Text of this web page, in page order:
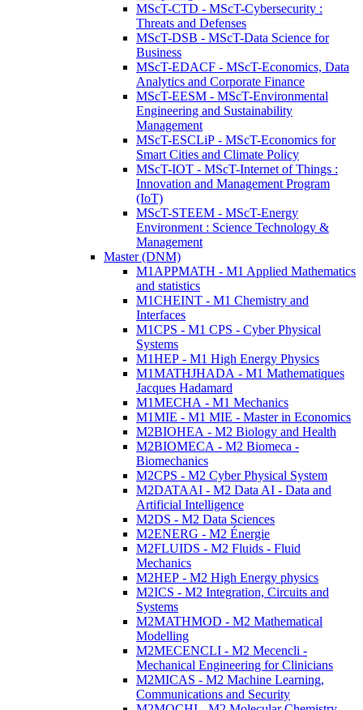
MScT-CTD - MScT-Cybersecurity :
Threats and Defenses
MScT-DSB - MScT-Data Science for
Business
MScT-EDACF - MScT-Economics, Data
Analytics and Corporate Finance
MScT-EESM - MScT-Environmental
Engineering and Sustainability
Management
MScT-ESCLiP - MScT-Economics for
Smart Cities and Climate Policy
MScT-IOT - MScT-Internet of Things :
Innovation and Management Program
(IoT)
MScT-STEEM - MScT-Energy
Environment : Science Technology &
Management
Master (DNM)
M1APPMATH - M1 Applied Mathematics
and statistics
M1CHEINT - M1 Chemistry and
Interfaces
M1CPS - M1 CPS - Cyber Physical
Systems
M1HEP - M1 High Energy Physics
M1MATHJHADA - M1 Mathematiques
Jacques Hadamard
M1MECHA - M1 Mechanics
M1MIE - M1 MIE - Master in Economics
M2BIOHEA - M2 Biology and Health
M2BIOMECA - M2 Biomeca -
Biomechanics
M2CPS - M2 Cyber Physical System
M2DATAAI - M2 Data AI - Data and
Artificial Intelligence
M2DS - M2 Data Sciences
M2ENERG - M2 Énergie
M2FLUIDS - M2 Fluids - Fluid
Mechanics
M2HEP - M2 High Energy physics
M2ICS - M2 Integration, Circuits and
Systems
M2MATHMOD - M2 Mathematical
Modelling
M2MECENCLI - M2 Mecencli -
Mechanical Engineering for Clinicians
M2MICAS - M2 Machine Learning,
Communications and Security